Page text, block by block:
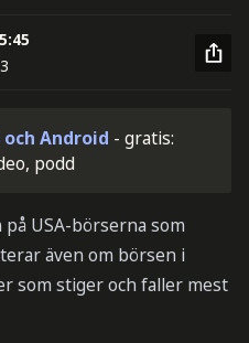
och Android - gratis:
podd
USA-börserna som
även om börsen i
som stiger och faller mest